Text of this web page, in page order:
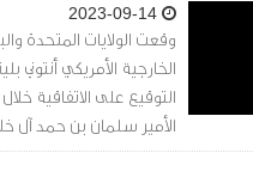
وقعت الولايات المتحدة
الخارجية الأمريكي
التوقيع على الاتفاقية
الأمير سلمان بن حمد آل